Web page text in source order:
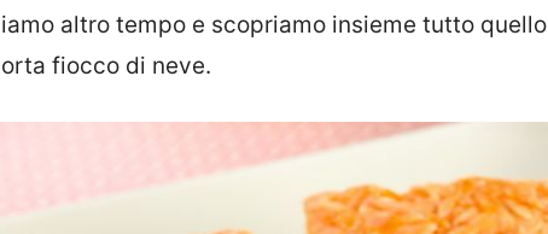
altro tempo e scopriamo insieme tutto quello
fiocco di neve.